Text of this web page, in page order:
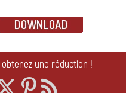
une réduction !